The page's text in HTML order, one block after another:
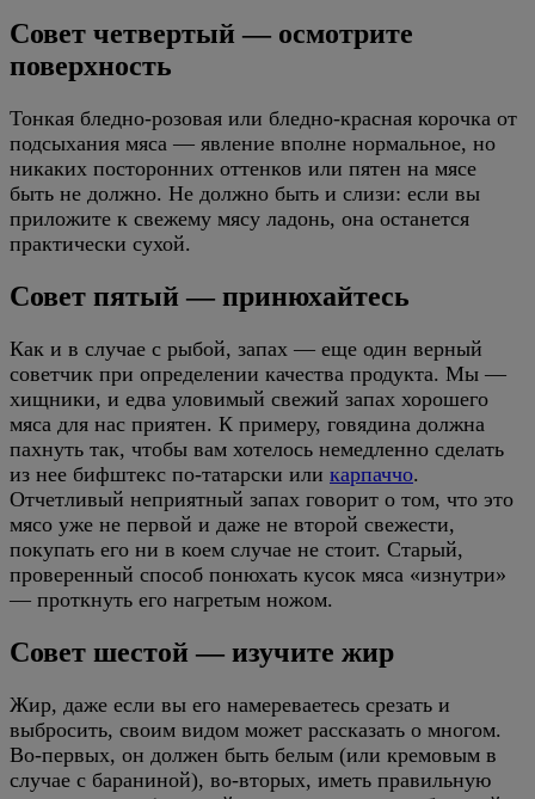
Совет четвертый — осмотрите
поверхность
Тонкая бледно-розовая или бледно-красная корочка от
подсыхания мяса — явление вполне нормальное, но
никаких посторонних оттенков или пятен на мясе
быть не должно. Не должно быть и слизи: если вы
приложите к свежему мясу ладонь, она останется
практически сухой.
Совет пятый — принюхайтесь
Как и в случае с рыбой, запах — еще один верный
советчик при определении качества продукта. Мы —
хищники, и едва уловимый свежий запах хорошего
мяса для нас приятен. К примеру, говядина должна
пахнуть так, чтобы вам хотелось немедленно сделать
из нее бифштекс по-татарски или карпаччо.
Отчетливый неприятный запах говорит о том, что это
мясо уже не первой и даже не второй свежести,
покупать его ни в коем случае не стоит. Старый,
проверенный способ понюхать кусок мяса «изнутри»
— проткнуть его нагретым ножом.
Совет шестой — изучите жир
Жир, даже если вы его намереваетесь срезать и
выбросить, своим видом может рассказать о многом.
Во-первых, он должен быть белым (или кремовым в
случае с бараниной), во-вторых, иметь правильную